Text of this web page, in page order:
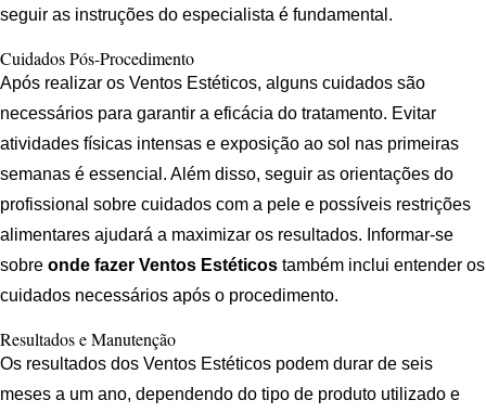
seguir as instruções do especialista é fundamental.
Cuidados Pós-Procedimento
Após realizar os Ventos Estéticos, alguns cuidados são
necessários para garantir a eficácia do tratamento. Evitar
atividades físicas intensas e exposição ao sol nas primeiras
semanas é essencial. Além disso, seguir as orientações do
profissional sobre cuidados com a pele e possíveis restrições
alimentares ajudará a maximizar os resultados. Informar-se
sobre onde fazer Ventos Estéticos também inclui entender os
cuidados necessários após o procedimento.
Resultados e Manutenção
Os resultados dos Ventos Estéticos podem durar de seis
meses a um ano, dependendo do tipo de produto utilizado e